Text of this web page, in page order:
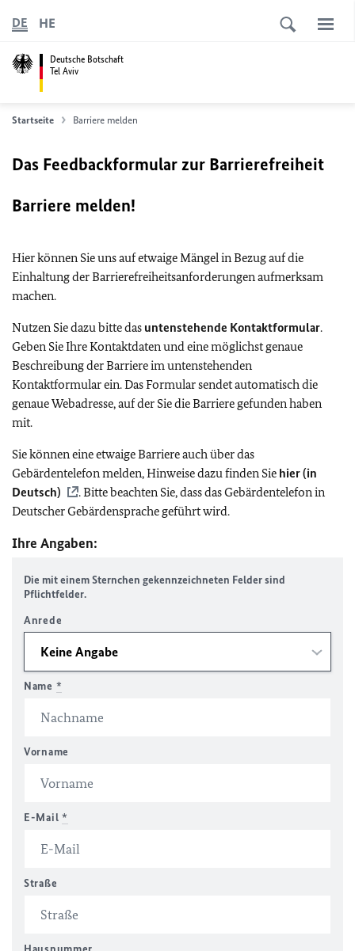
Deutsche Botschaft
Tel Aviv
DE HE
Startseite Barriere melden
Das Feedbackformular zur Barrierefreiheit
Barriere melden!
Hier können Sie uns auf etwaige Mängel in Bezug auf die
Einhaltung der Barrierefreiheitsanforderungen aufmerksam
machen.
Nutzen Sie dazu bitte das untenstehende Kontaktformular.
Geben Sie Ihre Kontaktdaten und eine möglichst genaue
Beschreibung der Barriere im untenstehenden
Kontaktformular ein. Das Formular sendet automatisch die
genaue Webadresse, auf der Sie die Barriere gefunden haben
mit.
Sie können eine etwaige Barriere auch über das
Gebärdentelefon melden, Hinweise dazu finden Sie hier (in
Deutsch)
. Bitte beachten Sie, dass das Gebärdentelefon in
Deutscher Gebärdensprache geführt wird.
Ihre Angaben:
Die mit einem Sternchen gekennzeichneten Felder sind
Pflichtfelder.
Anrede
Name *
Vorname
E-Mail *
Straße